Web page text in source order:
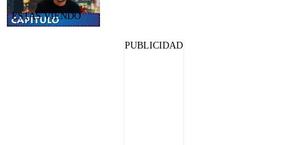
PUBLICIDAD